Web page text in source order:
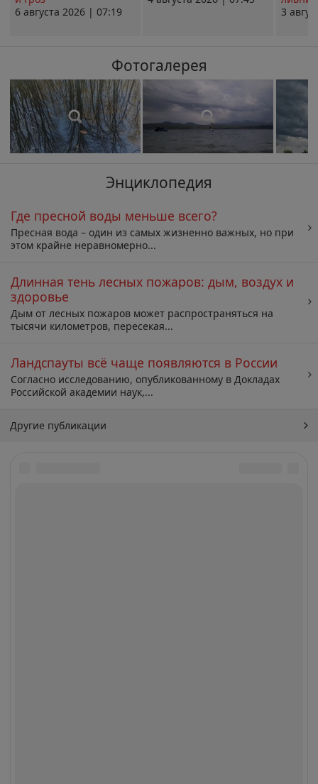
6 августа 2026 | 07:19
3
Фотогалерея
Энциклопедия
Где пресной воды меньше всего?
Пресная вода – один из самых жизненно важных, но при
этом крайне неравномерно...
Длинная тень лесных пожаров: дым, воздух и
здоровье
Дым от лесных пожаров может распространяться на
тысячи километров, пересекая...
Ландспауты всё чаще появляются в России
Согласно исследованию, опубликованному в Докладах
Российской академии наук,...
Другие публикации